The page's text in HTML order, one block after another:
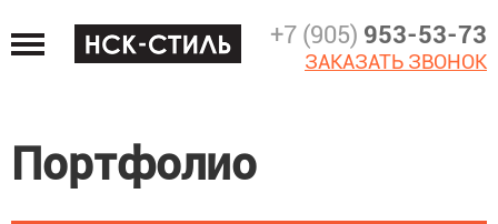
to
navigation
+7 (905) 953-53-73
ЗАКАЗАТЬ ЗВОНОК
Портфолио